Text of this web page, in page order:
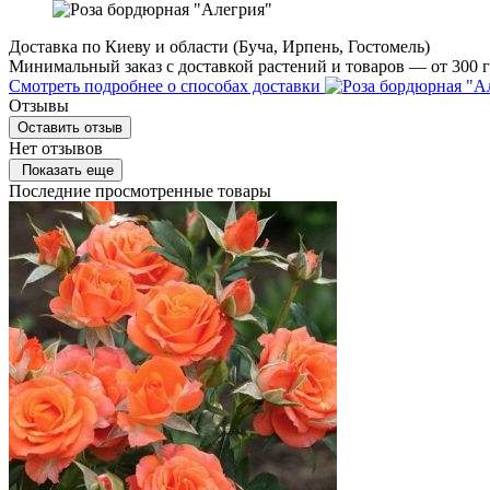
Доставка по Киеву и области (Буча, Ирпень, Гостомель)
Минимальный заказ с доставкой растений и товаров — от 300
Смотреть подробнее о способах доставки
Отзывы
Оставить отзыв
Нет отзывов
Показать еще
Последние просмотренные товары